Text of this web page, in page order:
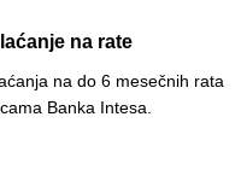
na rate
na do 6 mesečnih rata
Banka Intesa.